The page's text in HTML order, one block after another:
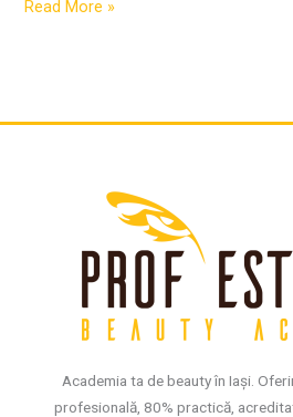
Read More »
Academia ta de beauty în Iași.
profesională, 80% practică,